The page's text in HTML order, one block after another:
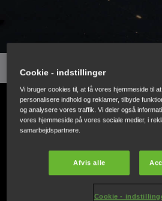
PÅ
FORTIDEN
Cookie - indstillinger
Vi bruger cookies til, at få vores hjemmeside til
personalisere indhold og reklamer, tilbyde
og analysere vores traffik. Vi deler også
vores hjemmeside på vores sociale medier, i
samarbejdspartnere.
Afvis alle
Cookie -